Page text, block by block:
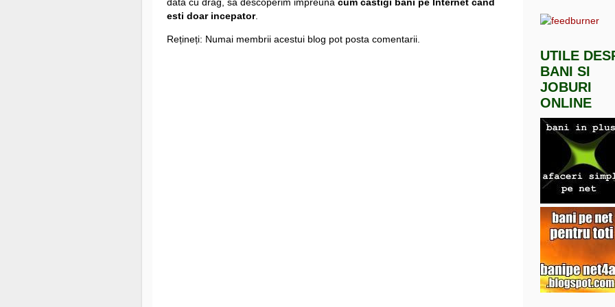
esti doar incepator.
Rețineți: Numai membrii acestui blog pot posta comentarii.
UTILE
BANI SI
JOBURI
ONLINE